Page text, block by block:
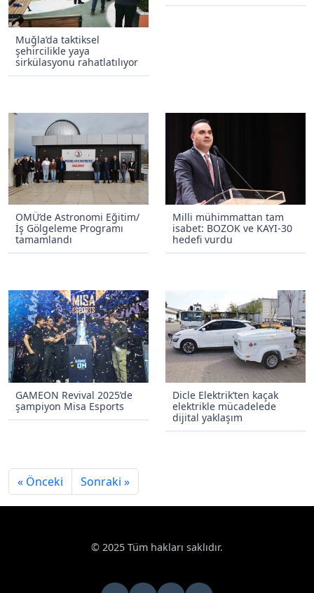
Muğla’da taktiksel
şehircilikle yaya
sirkülasyonu rahatlatılıyor
OMÜ’de Astronomi Eğitim/
İş Gölgeleme Programı
tamamlandı
Milli mühimmattan tam
isabet: BOZOK ve KAYI-30
hedefi vurdu
GAMEON Revival 2025’de
şampiyon Misa Esports
Dicle Elektrik’ten kaçak
elektrikle mücadelede
dijital yaklaşım
« Önceki Sonraki »
© 2025 Tüm hakları saklıdır.